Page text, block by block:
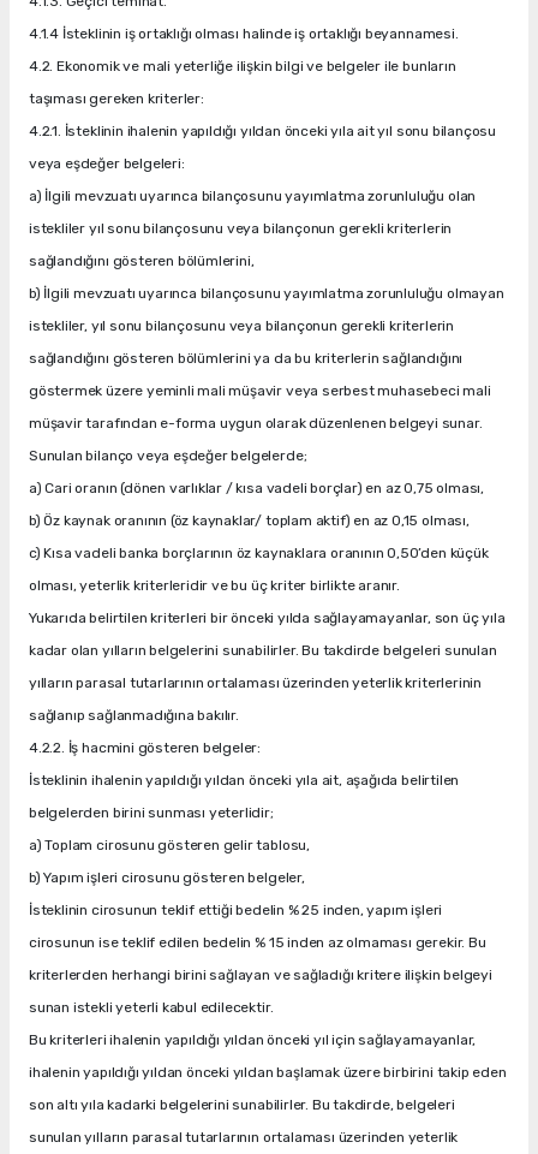
4.1.4 İsteklinin iş ortaklığı olması halinde iş ortaklığı beyannamesi.
4.2. Ekonomik ve mali yeterliğe ilişkin bilgi ve belgeler ile bunların
taşıması gereken kriterler:
4.2.1. İsteklinin ihalenin yapıldığı yıldan önceki yıla ait yıl sonu bilançosu
veya eşdeğer belgeleri:
a) İlgili mevzuatı uyarınca bilançosunu yayımlatma zorunluluğu olan
istekliler yıl sonu bilançosunu veya bilançonun gerekli kriterlerin
sağlandığını gösteren bölümlerini,
b) İlgili mevzuatı uyarınca bilançosunu yayımlatma zorunluluğu olmayan
istekliler, yıl sonu bilançosunu veya bilançonun gerekli kriterlerin
sağlandığını gösteren bölümlerini ya da bu kriterlerin sağlandığını
göstermek üzere yeminli mali müşavir veya serbest muhasebeci mali
müşavir tarafından e-forma uygun olarak düzenlenen belgeyi sunar.
Sunulan bilanço veya eşdeğer belgelerde;
a) Cari oranın (dönen varlıklar / kısa vadeli borçlar) en az 0,75 olması,
b) Öz kaynak oranının (öz kaynaklar/ toplam aktif) en az 0,15 olması,
c) Kısa vadeli banka borçlarının öz kaynaklara oranının 0,50’den küçük
olması, yeterlik kriterleridir ve bu üç kriter birlikte aranır.
Yukarıda belirtilen kriterleri bir önceki yılda sağlayamayanlar, son üç yıla
kadar olan yılların belgelerini sunabilirler. Bu takdirde belgeleri sunulan
yılların parasal tutarlarının ortalaması üzerinden yeterlik kriterlerinin
sağlanıp sağlanmadığına bakılır.
4.2.2. İş hacmini gösteren belgeler:
İsteklinin ihalenin yapıldığı yıldan önceki yıla ait, aşağıda belirtilen
belgelerden birini sunması yeterlidir;
a) Toplam cirosunu gösteren gelir tablosu,
b) Yapım işleri cirosunu gösteren belgeler,
İsteklinin cirosunun teklif ettiği bedelin % 25 inden, yapım işleri
cirosunun ise teklif edilen bedelin % 15 inden az olmaması gerekir. Bu
kriterlerden herhangi birini sağlayan ve sağladığı kritere ilişkin belgeyi
sunan istekli yeterli kabul edilecektir.
Bu kriterleri ihalenin yapıldığı yıldan önceki yıl için sağlayamayanlar,
ihalenin yapıldığı yıldan önceki yıldan başlamak üzere birbirini takip eden
son altı yıla kadarki belgelerini sunabilirler. Bu takdirde, belgeleri
sunulan yılların parasal tutarlarının ortalaması üzerinden yeterlik